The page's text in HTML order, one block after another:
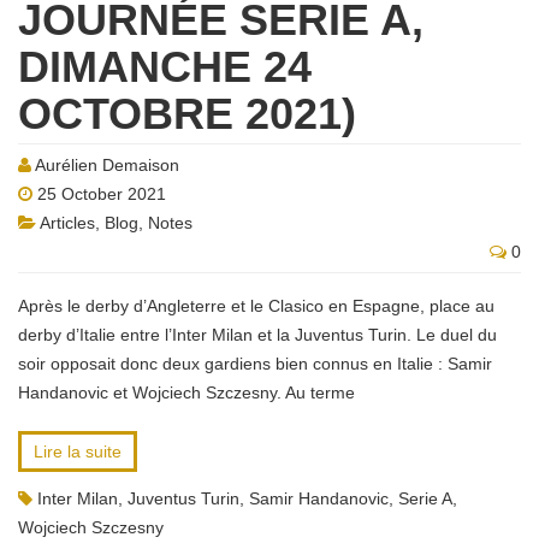
JOURNÉE SERIE A,
DIMANCHE 24
OCTOBRE 2021)
Aurélien Demaison
25 October 2021
Articles Blog
Notes
0
Après le derby d’Angleterre et le Clasico en Espagne, place au
derby d’Italie entre l’Inter Milan et la Juventus Turin. Le duel du
soir opposait donc deux gardiens bien connus en Italie : Samir
Handanovic et Wojciech Szczesny. Au terme
Lire la suite
Inter Milan Juventus Turin Samir Handanovic Serie A
Wojciech Szczesny